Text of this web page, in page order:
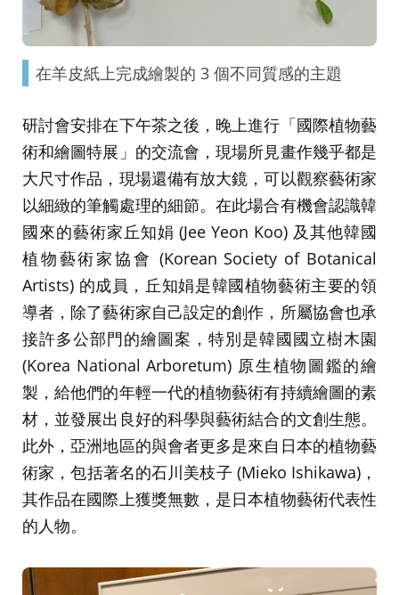
在羊皮紙上完成繪製的 3 個不同質感的主題
研討會安排在下午茶之後，晚上進行「國際植物藝
術和繪圖特展」的交流會，現場所見畫作幾乎都是
大尺寸作品，現場還備有放大鏡，可以觀察藝術家
以細緻的筆觸處理的細節。在此場合有機會認識韓
國來的藝術家丘知娟 (Jee Yeon Koo) 及其他韓國
植物藝術家協會 (Korean Society of Botanical
Artists) 的成員，丘知娟是韓國植物藝術主要的領
導者，除了藝術家自己設定的創作，所屬協會也承
接許多公部門的繪圖案，特別是韓國國立樹木園
(Korea National Arboretum) 原生植物圖鑑的繪
製，給他們的年輕一代的植物藝術有持續繪圖的素
材，並發展出良好的科學與藝術結合的文創生態。
此外，亞洲地區的與會者更多是來自日本的植物藝
術家，包括著名的石川美枝子 (Mieko Ishikawa)，
其作品在國際上獲獎無數，是日本植物藝術代表性
的人物。